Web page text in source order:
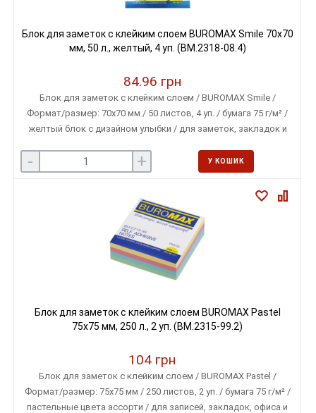
Блок для заметок с клейким слоем BUROMAX Smile 70х70
мм, 50 л., желтый, 4 уп. (BM.2318-08.4)
84.96 грн
Блок для заметок с клейким слоем / BUROMAX Smile /
Формат/размер: 70х70 мм / 50 листов, 4 уп. / бумага 75 г/м² /
желтый блок с дизайном улыбки / для заметок, закладок и
- + У КОШИК
Блок для заметок с клейким слоем BUROMAX Pastel
75х75 мм, 250 л., 2 уп. (BM.2315-99.2)
104 грн
Блок для заметок с клейким слоем / BUROMAX Pastel /
Формат/размер: 75х75 мм / 250 листов, 2 уп. / бумага 75 г/м² /
пастельные цвета ассорти / для записей, закладок, офиса и